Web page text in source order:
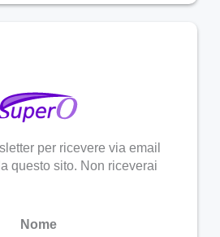
per ricevere via email
questo sito. Non riceverai
Nome